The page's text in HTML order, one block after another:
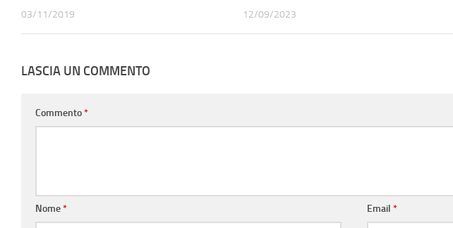
03/11/2019 12/09/2023
LASCIA UN COMMENTO
Commento*
Nome* Email*